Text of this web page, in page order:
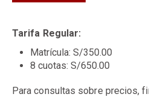
Tarifa Regular:
Matrícula: S/350.00
8 cuotas: S/650.00
Para consultas sobre precios,